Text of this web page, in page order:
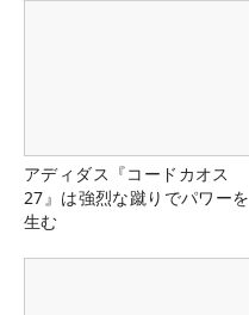
アディダス『コードカオス
27』は強烈な蹴りでパワーを
生む